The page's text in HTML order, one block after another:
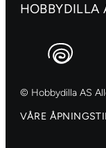
HOBBYDILLA
© Hobbydilla AS
VÅRE